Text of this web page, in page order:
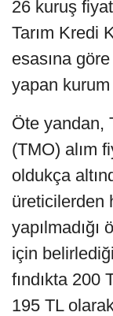
26 kuruş
Tarım Kredi
esasına
yapan
Öte yandan,
(TMO) alım
oldukça
üreticilerden
yapılmadığı
için
fındıkta 200
195 TL